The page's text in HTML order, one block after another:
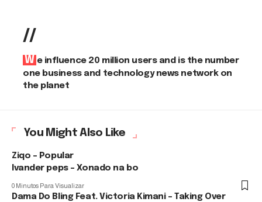
//
We influence 20 million users and is the number
one business and technology news network on
the planet
You Might Also Like
Ziqo – Popular
Ivander peps – Xonado na bo
0 Minutos Para Visualizar
Dama Do Bling Feat. Victoria Kimani – Taking Over